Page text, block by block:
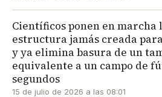
Científicos ponen en marcha
estructura jamás creada
y ya elimina basura de un
equivalente a un campo de
segundos
15 de julio de 2026 a las 08:01